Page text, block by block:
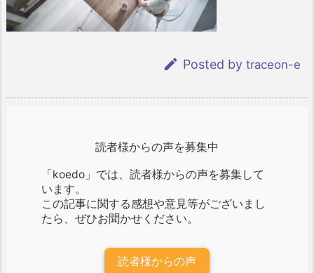
 Posted by traceon-e
読者様からの声を募集中
「koedo」では、読者様からの声を募集して
います。
この記事に関する感想や意見等がございまし
たら、ぜひお聞かせください。
読者様からの声